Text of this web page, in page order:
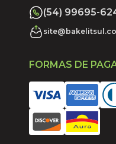
(54) 99695-
FORMAS DE